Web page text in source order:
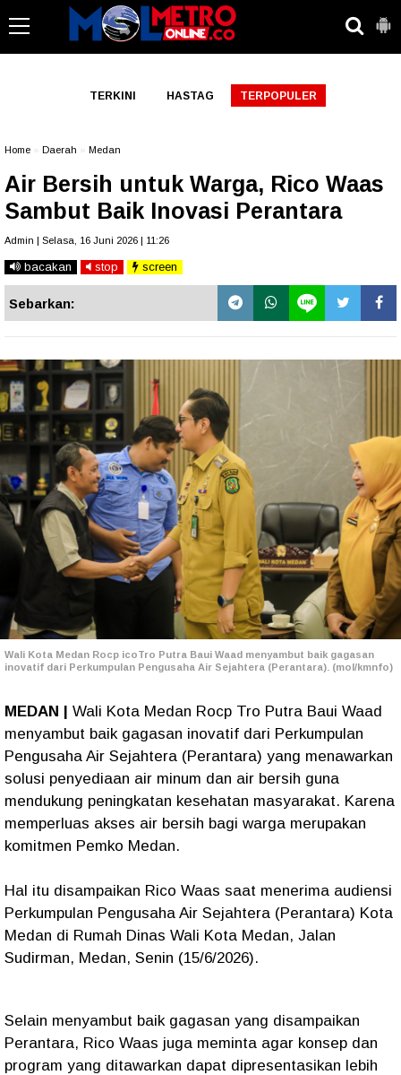
TERKINI HASTAG TERPOPULER
Home Daerah Medan
Air Bersih untuk Warga, Rico Waas
Sambut Baik Inovasi Perantara
Admin | Selasa, 16 Juni 2026 | 11:26
bacakan stop screen
Sebarkan:
Wali Kota Medan Rocp icoTro Putra Baui Waad menyambut baik gagasan
inovatif dari Perkumpulan Pengusaha Air Sejahtera (Perantara). (mol/kmnfo)
MEDAN | Wali Kota Medan Rocp Tro Putra Baui Waad
menyambut baik gagasan inovatif dari Perkumpulan
Pengusaha Air Sejahtera (Perantara) yang menawarkan
solusi penyediaan air minum dan air bersih guna
mendukung peningkatan kesehatan masyarakat. Karena
memperluas akses air bersih bagi warga merupakan
komitmen Pemko Medan.
Hal itu disampaikan Rico Waas saat menerima audiensi
Perkumpulan Pengusaha Air Sejahtera (Perantara) Kota
Medan di Rumah Dinas Wali Kota Medan, Jalan
Sudirman, Medan, Senin (15/6/2026).
Selain menyambut baik gagasan yang disampaikan
Perantara, Rico Waas juga meminta agar konsep dan
program yang ditawarkan dapat dipresentasikan lebih